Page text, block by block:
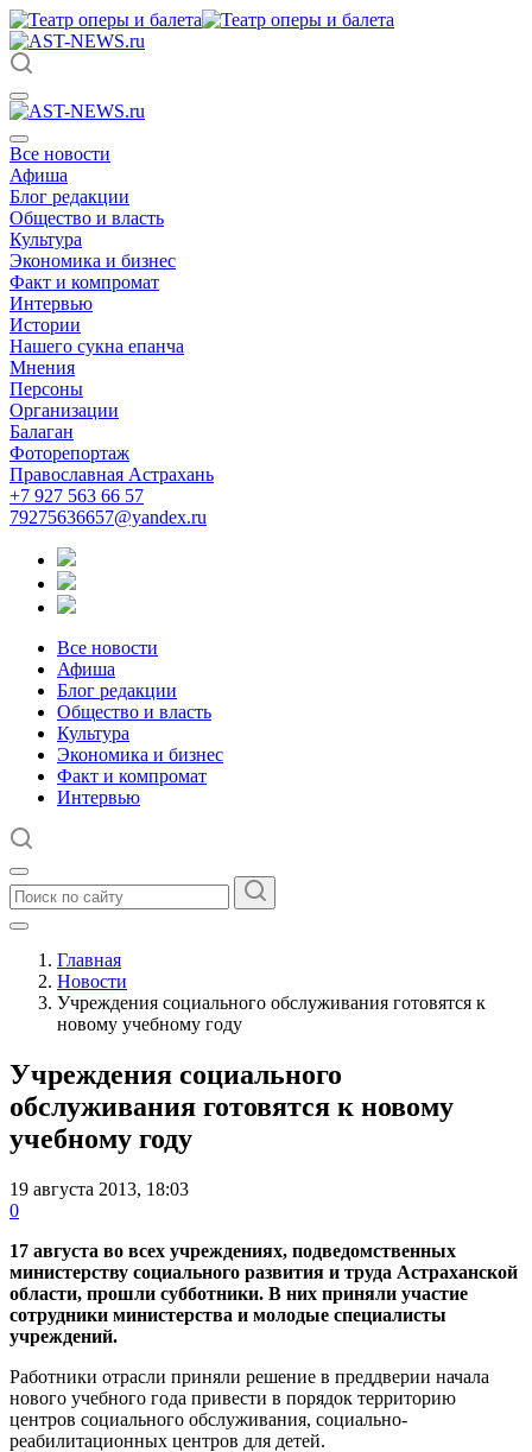
Все новости
Афиша
Блог редакции
Общество и власть
Культура
Экономика и бизнес
Факт и компромат
Интервью
Истории
Нашего сукна епанча
Мнения
Персоны
Организации
Балаган
Фоторепортаж
Православная Астрахань
+7 927 563 66 57
79275636657@yandex.ru
Все новости
Афиша
Блог редакции
Общество и власть
Культура
Экономика и бизнес
Факт и компромат
Интервью
Главная
Новости
Учреждения социального обслуживания готовятся к
новому учебному году
Учреждения социального
обслуживания готовятся к новому
учебному году
19 августа 2013, 18:03
0
17 августа во всех учреждениях, подведомственных
министерству социального развития и труда Астраханской
области, прошли субботники. В них приняли участие
сотрудники министерства и молодые специалисты
учреждений.
Работники отрасли приняли решение в преддверии начала
нового учебного года привести в порядок территорию
центров социального обслуживания, социально-
реабилитационных центров для детей.